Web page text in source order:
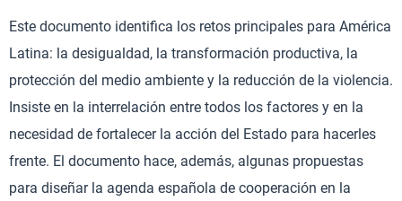
Este documento identifica los retos principales para América
Latina: la desigualdad, la transformación productiva, la
protección del medio ambiente y la reducción de la violencia.
Insiste en la interrelación entre todos los factores y en la
necesidad de fortalecer la acción del Estado para hacerles
frente. El documento hace, además, algunas propuestas
para diseñar la agenda española de cooperación en la